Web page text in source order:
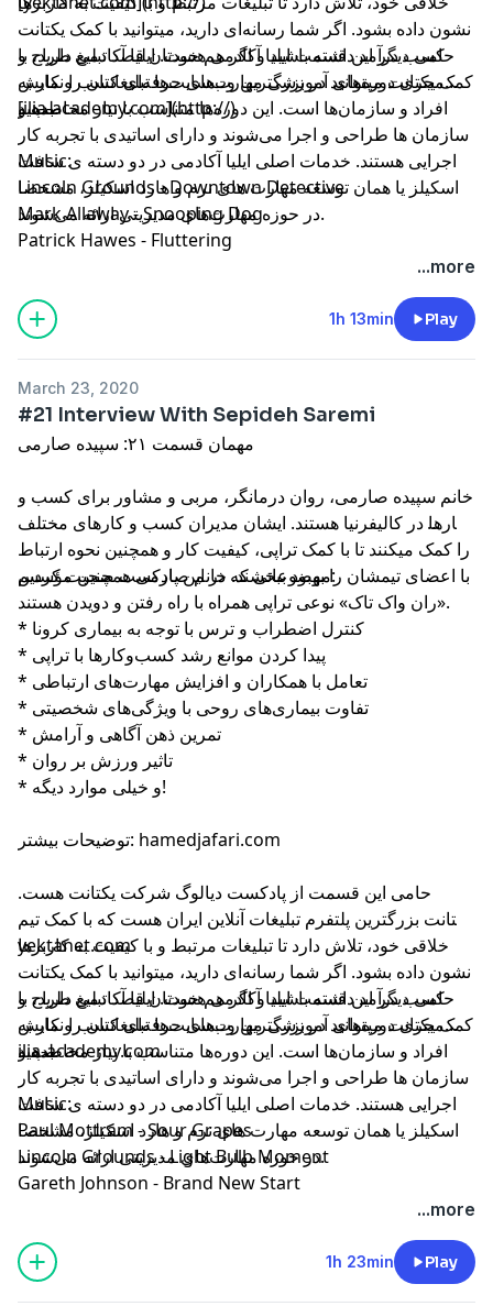
نشون داده بشود. اگر شما رسانه‌ای دارید، میتوانید با کمک یکتانت
کسب درآمد داشته باشید و اگر هم خودتان قصد تبلیغ دارید، با
کمک یکتانت میتوانید در بزرگترین وب‌سایت‌ها تبلیغاتتان را نمایش
بدهید.
حامی دیگر این قسمت ایلیا آکادمی هست. ایلیا آکادمی طراح و
مجری دوره‌های آموزشی مهارت‌های حرفه‌ای کسب و کار به
افراد و سازمان‌ها است. این دوره‌ها متناسب با نیاز مخاطب و
سازمان ها طراحی و اجرا می‌شوند و دارای اساتیدی با تجربه کار
اجرایی هستند. خدمات اصلی ایلیا آکادمی در دو دسته ی سافت
اسکیلز یا همان توسعه مهارت های نرم و هارد اسکیلز، مشخصا
در حوزه مهارت‌های مدیریتی ارائه می‌شوند.
[ilia-academy.com](http://)
Music:
Lincoln Grounds - Downtown Detective
Mark Allaway - Snooping Dog
Patrick Hawes - Fluttering
...more
1h 13min Play
March 23, 2020
#21 Interview With Sepideh Saremi
مهمان قسمت ۲۱: سپیده صارمی
خانم سپیده صارمی، روان درمانگر، مربی و مشاور برای کسب و
کارها در کالیفرنیا هستند. ایشان مدیران کسب و کارهای مختلف
را کمک میکنند تا با کمک تراپی، کیفیت کار و همچنین نحوه ارتباط
با اعضای تیمشان را بهبود ببخشند. خانم صارمی همچنین مؤسس
«ران واک تاک» نوعی تراپی همراه با راه رفتن و دویدن هستند.
موضوعاتی که در این پادکست صحبت کردیم:
* کنترل اضطراب و ترس با توجه به بیماری کرونا
* پیدا کردن موانع رشد کسب‌وکارها با تراپی
* تعامل با همکاران و افزایش مهارت‌های ارتباطی
* تفاوت بیماری‌های روحی با ویژگی‌های شخصیتی
* تمرین ذهن آگاهی و آرامش
* تاثیر ورزش بر روان
* و خیلی موارد دیگه!‌
توضیحات بیشتر: hamedjafari.com
حامی این قسمت از پادکست دیالوگ شرکت یکتانت هست.
یکتانت بزرگترین پلتفرم تبلیغات آنلاین ایران هست که با کمک تیم
خلاقی خود، تلاش دارد تا تبلیغات مرتبط و با کیفیت به کاربرها
نشون داده بشود. اگر شما رسانه‌ای دارید، میتوانید با کمک یکتانت
کسب درآمد داشته باشید و اگر هم خودتان قصد تبلیغ دارید، با
کمک یکتانت میتوانید در بزرگترین وب‌سایت‌ها تبلیغاتتان را نمایش
بدهید.
yektanet.com
حامی دیگر این قسمت ایلیا آکادمی هست. ایلیا آکادمی طراح و
مجری دوره‌های آموزشی مهارت‌های حرفه‌ای کسب و کار به
افراد و سازمان‌ها است. این دوره‌ها متناسب با نیاز مخاطب و
سازمان ها طراحی و اجرا می‌شوند و دارای اساتیدی با تجربه کار
اجرایی هستند. خدمات اصلی ایلیا آکادمی در دو دسته ی سافت
اسکیلز یا همان توسعه مهارت های نرم و هارد اسکیلز، مشخصا
در حوزه مهارت‌های مدیریتی ارائه می‌شوند.
ilia-academy.com
Music:
Paul Mottram - Sour Grapes
Lincoln Grounds - Light Bulb Moment
Gareth Johnson - Brand New Start
...more
1h 23min Play